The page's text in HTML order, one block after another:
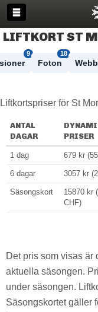
LIFTKORT ST
9
Foton
18
Liftkortspriser för St
ANTAL
DAGAR
PRISER
1 dag 679 kr
6 dagar 3057 kr
Säsongskort
15870 kr
CHF)
Det pris som visas är
aktuella säsongen.
under säsongen.
Säsongskortet gäller